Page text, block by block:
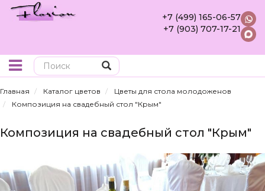
+7 (499) 165-06-57
+7 (903) 707-17-21
Главная Каталог цветов
Цветы для стола молодоженов
Композиция на свадебный стол "Крым"
Композиция на свадебный стол "Крым"